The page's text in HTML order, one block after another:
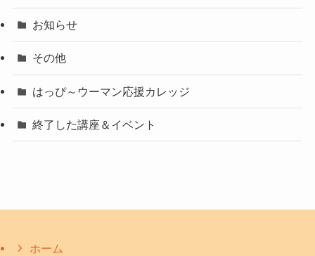
お知らせ
その他
はっぴ～ウーマン応援カレッジ
終了した講座＆イベント
ホーム